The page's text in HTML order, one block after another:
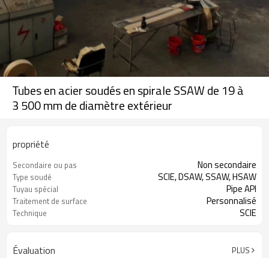
Tubes en acier soudés en spirale SSAW de 19 à
3 500 mm de diamètre extérieur
propriété
Secondaire ou pas Non secondaire
Type soudé SCIE, DSAW, SSAW, HSAW
Tuyau spécial Pipe API
Traitement de surface Personnalisé
Technique SCIE
Évaluation PLUS